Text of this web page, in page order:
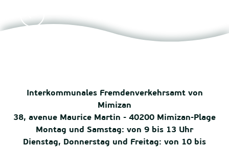
Verpflegung
Interkommunales Fremdenverkehrsamt von
Mimizan
38, avenue Maurice Martin - 40200 Mimizan-Plage
Montag und Samstag: von 9 bis 13 Uhr
Dienstag, Donnerstag und Freitag: von 10 bis